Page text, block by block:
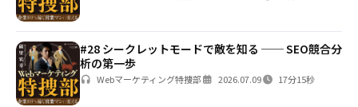
#28 シークレットモードで敵を知る ── SEO競合分
析の第一歩
Webマーケティング特捜部 2026.07.09 17分15秒